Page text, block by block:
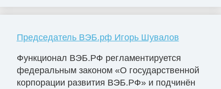
Председатель ВЭБ.рф Игорь Шувалов
Функционал ВЭБ.РФ регламентируется
федеральным законом «О государственной
корпорации развития ВЭБ.РФ» и подчинён